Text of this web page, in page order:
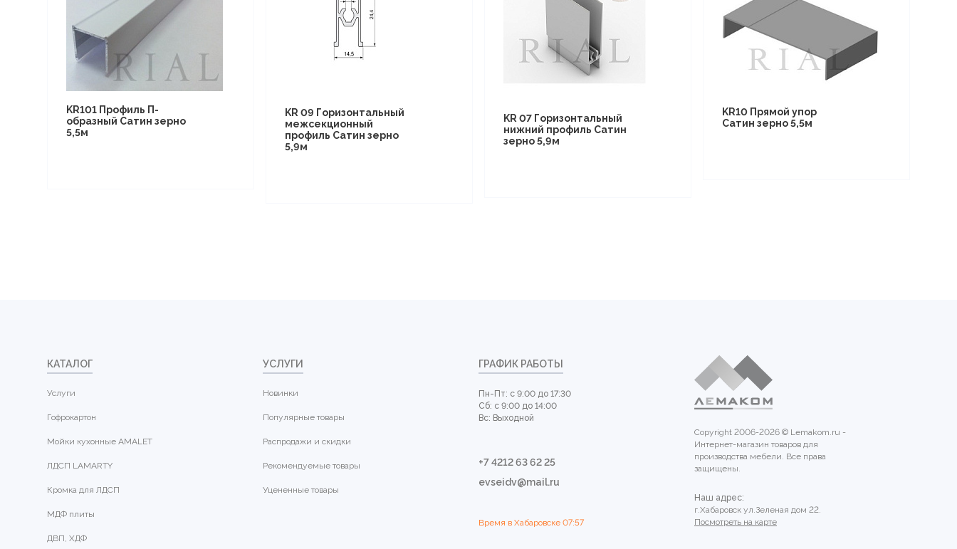
KR101 Профиль П-
образный Сатин зерно
5,5м
KR 09 Горизонтальный
межсекционный
профиль Сатин зерно
5,9м
KR 07 Горизонтальный
нижний профиль Сатин
зерно 5,9м
KR10 Прямой упор
Сатин зерно 5,5м
КАТАЛОГ
Услуги
Гофрокартон
Мойки кухонные AMALET
ЛДСП LAMARTY
Кромка для ЛДСП
МДФ плиты
ДВП, ХДФ
УСЛУГИ
Новинки
Популярные товары
Распродажи и скидки
Рекомендуемые товары
Уцененные товары
ГРАФИК РАБОТЫ
Пн-Пт: с 9:00 до 17:30
Сб: с 9:00 до 14:00
Вс: Выходной
+7 4212 63 62 25
evseidv@mail.ru
Время в Хабаровске 07:57
Copyright 2006-2026 © Lemakom.ru -
Интернет-магазин товаров для
производства мебели. Все права
защищены.
Наш адрес:
г.Хабаровск ул.Зеленая дом 22.
Посмотреть на карте